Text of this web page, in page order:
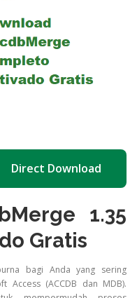
Direct Download
1.35
Gratis
bagi Anda yang sering
Access (ACCDB dan MDB).